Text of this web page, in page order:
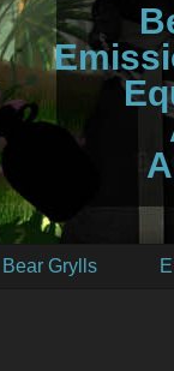
Bear Grylls